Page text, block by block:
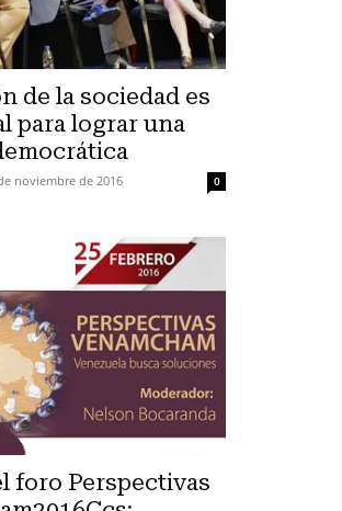
de la sociedad es
para lograr una
noviembre de 2016 0
foro Perspectivas